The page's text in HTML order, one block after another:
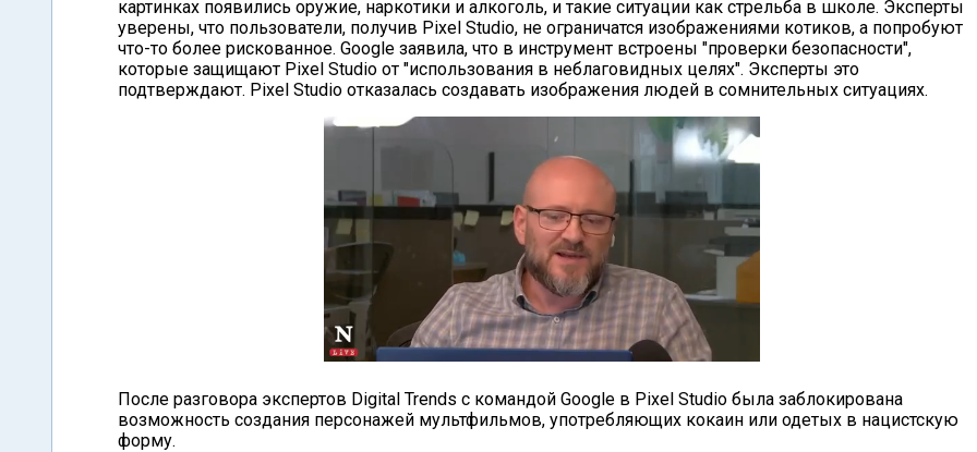
картинках появились оружие, наркотики и алкоголь, и такие ситуации как стрельба в школе. Эксперты
уверены, что пользователи, получив Pixel Studio, не ограничатся изображениями котиков, а попробуют
что-то более рискованное. Google заявила, что в инструмент встроены "проверки безопасности",
которые защищают Pixel Studio от "использования в неблаговидных целях". Эксперты это
подтверждают. Pixel Studio отказалась создавать изображения людей в сомнительных ситуациях.
После разговора экспертов Digital Trends с командой Google в Pixel Studio была заблокирована
возможность создания персонажей мультфильмов, употребляющих кокаин или одетых в нацистскую
форму.